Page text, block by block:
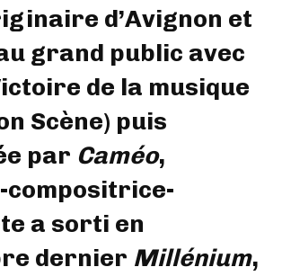
d’Avignon et
grand public avec
de la musique
Scène) puis
par Caméo,
compositrice-
a sorti en
dernier Millénium,